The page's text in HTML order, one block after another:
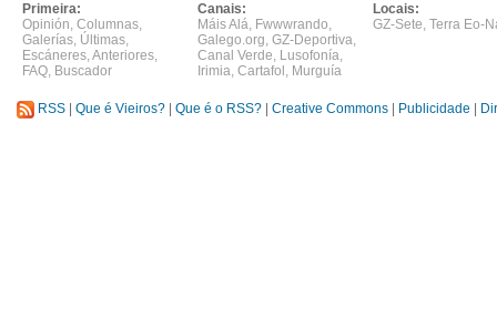
Primeira:
Opinión, Columnas,
Galerías, Últimas,
Escáneres,Anteriores,
FAQ, Buscador
Canais:
Máis Alá, Fwwwrando,
Galego.org, GZ-Deportiva,
Canal Verde, Lusofonía,
Irimia, Cartafol , Murguía
Locais:
GZ-Sete, Terra Eo-
RSS Que é Vieiros? Que é o RSS? Creative Commons Publicidade